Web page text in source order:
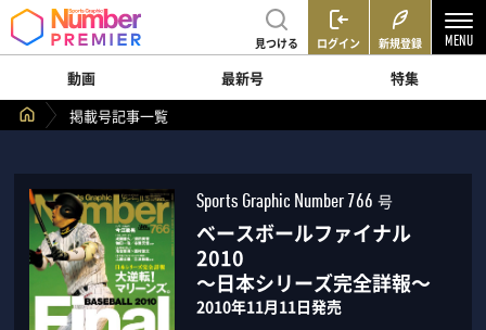
見つける ログイン 新規登録
動画 最新号
特集
掲載号記事一覧
Sports Graphic Number 766 号
ベースボールファイナル
2010
～日本シリーズ完全詳報～
2010年11月11日発売